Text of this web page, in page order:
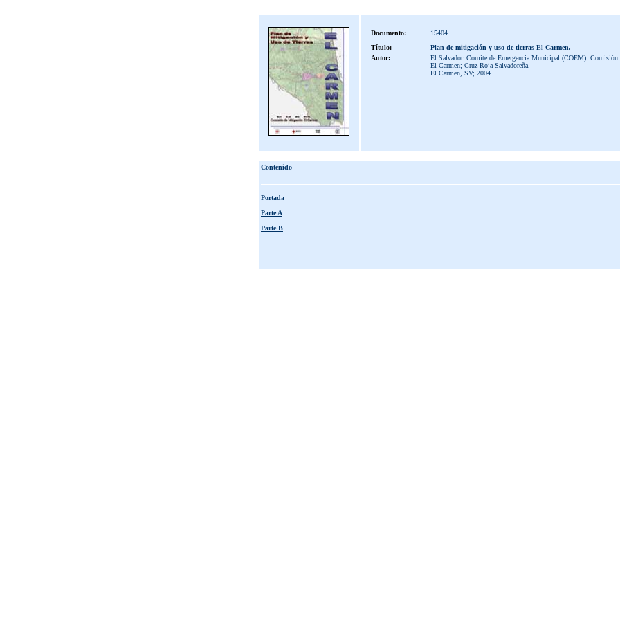
Documento:
15404
Título:
Plan de mitigación y uso de tierras El Carmen.
Autor:
El Salvador. Comité de Emergencia Municipal (COEM).
El Carmen; Cruz Roja Salvadoreña.
El Carmen, SV; 2004
Contenido
Portada
Parte A
Parte B